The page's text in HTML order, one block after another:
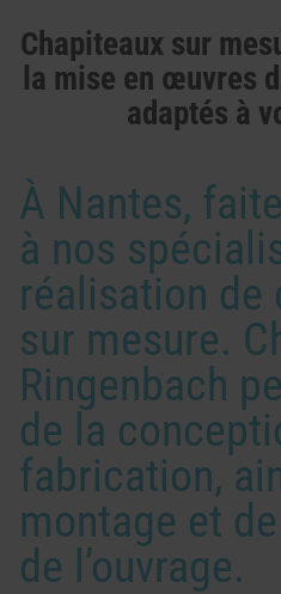
Chapiteaux sur
la mise en œuvres
adaptés à
À Nantes,
à nos
réalisation de
sur mesure.
Ringenbach
de la
fabrication,
montage et
de l’ouvrage.